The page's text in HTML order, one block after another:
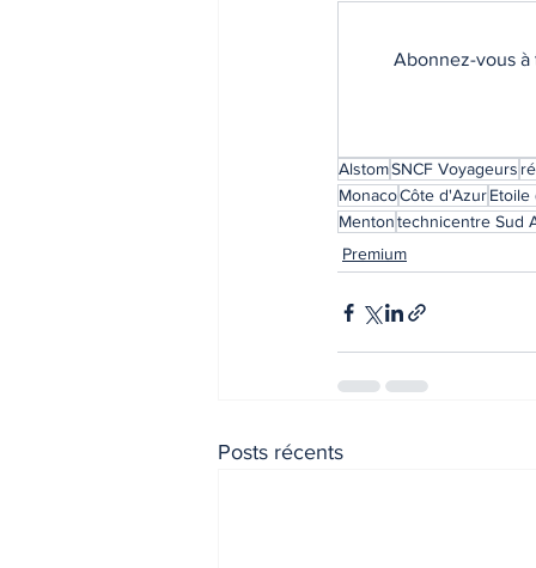
Abonnez-vous
AlstomSNCF Voyageurs
MonacoCôte d'AzurEtoile
Mentontechnicentre Sud
Premium
Posts récents